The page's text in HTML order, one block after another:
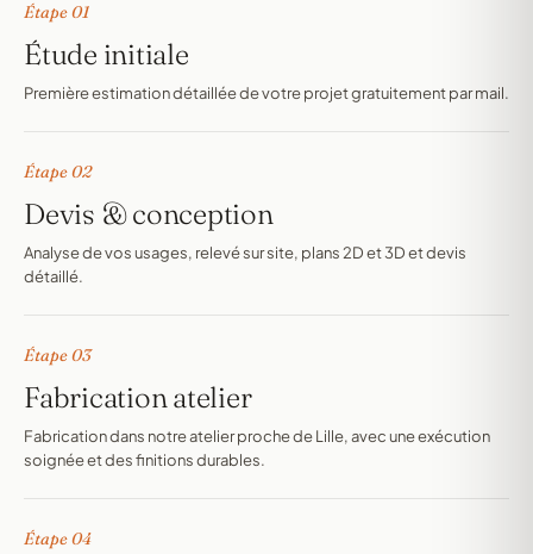
Étape 01
Étude initiale
Première estimation détaillée de votre projet gratuitement par mail.
Étape 02
Devis & conception
Analyse de vos usages, relevé sur site, plans 2D et 3D et devis
détaillé.
Étape 03
Fabrication atelier
Fabrication dans notre atelier proche de Lille, avec une exécution
soignée et des finitions durables.
Étape 04